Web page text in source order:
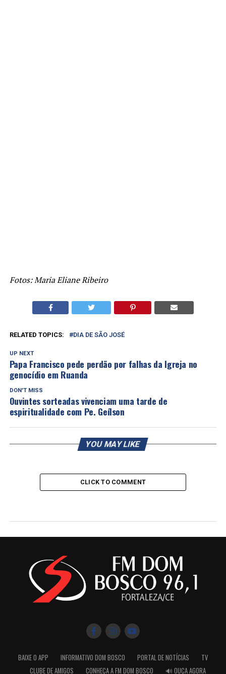
Fotos: Maria Eliane Ribeiro
RELATED TOPICS: DIA DE SÃO JOSÉ
UP NEXT
Papa Francisco pede perdão por falhas da Igreja no
genocídio em Ruanda
DON'T MISS
Ouvintes sorteadas vivenciam uma tarde de
espiritualidade com Pe. Geílson
YOU MAY LIKE
CLICK TO COMMENT
BAIXE O APP INFORMATIVO DOM BOSCO PORTAL DE NOTÍCIAS
TV
CLUBE DE AMIGOS
CONHEÇA A FM DOM BOSCO 🔊 OUÇA AGORA